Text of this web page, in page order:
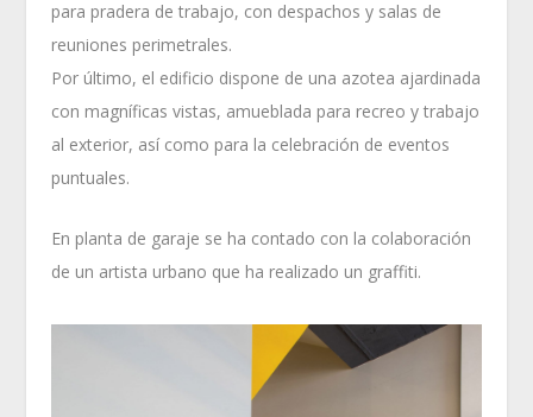
para pradera de trabajo, con despachos y salas de
reuniones perimetrales.
Por último, el edificio dispone de una azotea ajardinada
con magníficas vistas, amueblada para recreo y trabajo
al exterior, así como para la celebración de eventos
puntuales.
En planta de garaje se ha contado con la colaboración
de un artista urbano que ha realizado un graffiti.